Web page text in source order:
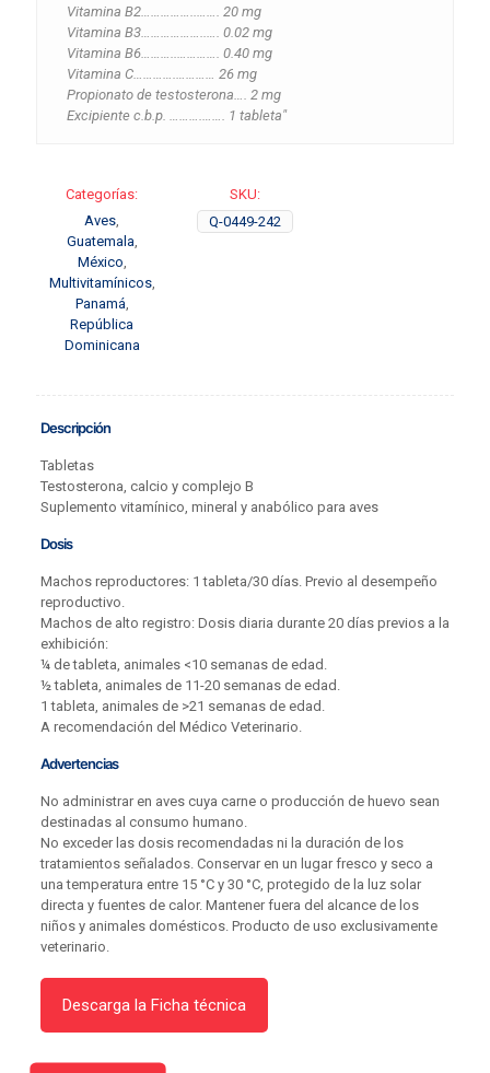
Vitamina B2……………..……. 20 mg
Vitamina B3………………..…. 0.02 mg
Vitamina B6………..…………. 0.40 mg
Vitamina C………….………… 26 mg
Propionato de testosterona…. 2 mg
Excipiente c.b.p. ……….……. 1 tableta"
Categorías:
Aves,
Guatemala,
México,
Multivitamínicos,
Panamá,
República
Dominicana
SKU:
Q-0449-242
Descripción
Tabletas
Testosterona, calcio y complejo B
Suplemento vitamínico, mineral y anabólico para aves
Dosis
Machos reproductores: 1 tableta/30 días. Previo al desempeño
reproductivo.
Machos de alto registro: Dosis diaria durante 20 días previos a la
exhibición:
¼ de tableta, animales <10 semanas de edad.
½ tableta, animales de 11-20 semanas de edad.
1 tableta, animales de >21 semanas de edad.
A recomendación del Médico Veterinario.
Advertencias
No administrar en aves cuya carne o producción de huevo sean
destinadas al consumo humano.
No exceder las dosis recomendadas ni la duración de los
tratamientos señalados. Conservar en un lugar fresco y seco a
una temperatura entre 15 °C y 30 °C, protegido de la luz solar
directa y fuentes de calor. Mantener fuera del alcance de los
niños y animales domésticos. Producto de uso exclusivamente
veterinario.
Descarga la Ficha técnica